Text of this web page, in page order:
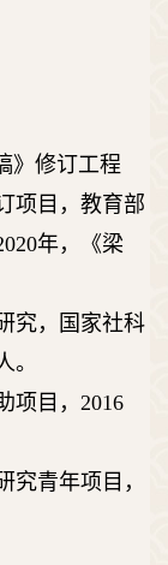
》修订工程
项目，教育部
年，《梁
究，国家社科
。
项目， 2016
究青年项目，